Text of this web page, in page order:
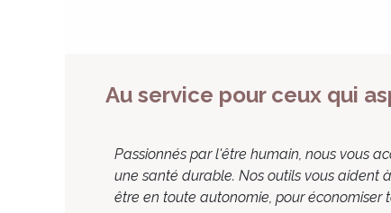
Au service pour ceux qui
Passionnés par l'être humain, nous vous
une santé durable. Nos outils vous aident
être en toute autonomie, pour économiser